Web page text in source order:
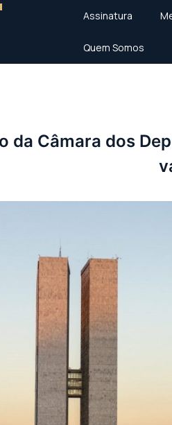
Assinatura
Quem Somos
da Câmara dos